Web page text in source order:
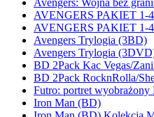
Avengers: Wojna bez
AVENGERS PAKIET 1-
AVENGERS PAKIET 1-
Avengers Trylogia (3BD)
Avengers Trylogia
BD 2Pack Kac Vegas/
BD 2Pack RocknRolla/
Futro: portret wyobrażony
Iron Man (BD)